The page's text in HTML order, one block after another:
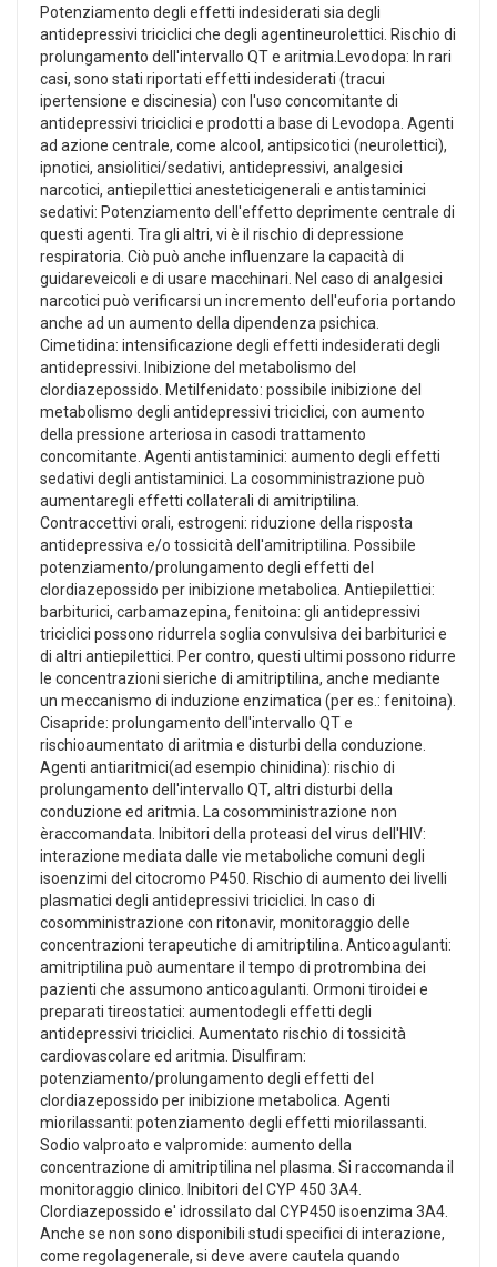
Potenziamento degli effetti indesiderati sia degli
antidepressivi triciclici che degli agentineurolettici. Rischio di
prolungamento dell'intervallo QT e aritmia.Levodopa: In rari
casi, sono stati riportati effetti indesiderati (tracui
ipertensione e discinesia) con l'uso concomitante di
antidepressivi triciclici e prodotti a base di Levodopa. Agenti
ad azione centrale, come alcool, antipsicotici (neurolettici),
ipnotici, ansiolitici/sedativi, antidepressivi, analgesici
narcotici, antiepilettici anesteticigenerali e antistaminici
sedativi: Potenziamento dell'effetto deprimente centrale di
questi agenti. Tra gli altri, vi è il rischio di depressione
respiratoria. Ciò può anche influenzare la capacità di
guidareveicoli e di usare macchinari. Nel caso di analgesici
narcotici può verificarsi un incremento dell'euforia portando
anche ad un aumento della dipendenza psichica.
Cimetidina: intensificazione degli effetti indesiderati degli
antidepressivi. Inibizione del metabolismo del
clordiazepossido. Metilfenidato: possibile inibizione del
metabolismo degli antidepressivi triciclici, con aumento
della pressione arteriosa in casodi trattamento
concomitante. Agenti antistaminici: aumento degli effetti
sedativi degli antistaminici. La cosomministrazione può
aumentaregli effetti collaterali di amitriptilina.
Contraccettivi orali, estrogeni: riduzione della risposta
antidepressiva e/o tossicità dell'amitriptilina. Possibile
potenziamento/prolungamento degli effetti del
clordiazepossido per inibizione metabolica. Antiepilettici:
barbiturici, carbamazepina, fenitoina: gli antidepressivi
triciclici possono ridurrela soglia convulsiva dei barbiturici e
di altri antiepilettici. Per contro, questi ultimi possono ridurre
le concentrazioni sieriche di amitriptilina, anche mediante
un meccanismo di induzione enzimatica (per es.: fenitoina).
Cisapride: prolungamento dell'intervallo QT e
rischioaumentato di aritmia e disturbi della conduzione.
Agenti antiaritmici(ad esempio chinidina): rischio di
prolungamento dell'intervallo QT, altri disturbi della
conduzione ed aritmia. La cosomministrazione non
èraccomandata. Inibitori della proteasi del virus dell'HIV:
interazione mediata dalle vie metaboliche comuni degli
isoenzimi del citocromo P450. Rischio di aumento dei livelli
plasmatici degli antidepressivi triciclici. In caso di
cosomministrazione con ritonavir, monitoraggio delle
concentrazioni terapeutiche di amitriptilina. Anticoagulanti:
amitriptilina può aumentare il tempo di protrombina dei
pazienti che assumono anticoagulanti. Ormoni tiroidei e
preparati tireostatici: aumentodegli effetti degli
antidepressivi triciclici. Aumentato rischio di tossicità
cardiovascolare ed aritmia. Disulfiram:
potenziamento/prolungamento degli effetti del
clordiazepossido per inibizione metabolica. Agenti
miorilassanti: potenziamento degli effetti miorilassanti.
Sodio valproato e valpromide: aumento della
concentrazione di amitriptilina nel plasma. Si raccomanda il
monitoraggio clinico. Inibitori del CYP 450 3A4.
Clordiazepossido e' idrossilato dal CYP450 isoenzima 3A4.
Anche se non sono disponibili studi specifici di interazione,
come regolagenerale, si deve avere cautela quando